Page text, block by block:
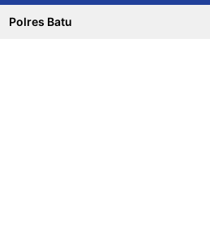
Polres Batu